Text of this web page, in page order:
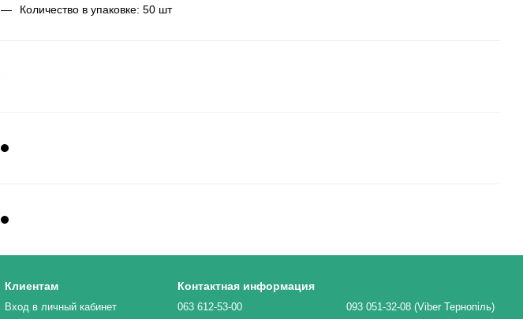
Количество в упаковке: 50 шт
Клиентам
Вход в личный кабинет
Контактная информация
063 612-53-00
093 051-32-08 (Viber Тернопіль)